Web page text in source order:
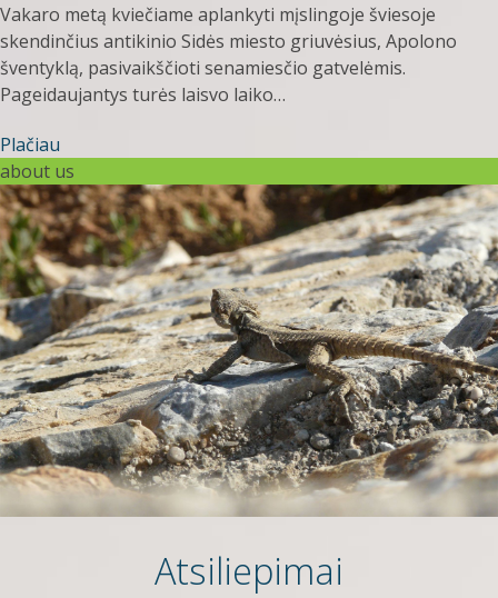
Vakaro metą kviečiame aplankyti mįslingoje šviesoje
skendinčius antikinio Sidės miesto griuvėsius, Apolono
šventyklą, pasivaikščioti senamiesčio gatvelėmis.
Pageidaujantys turės laisvo laiko…
Plačiau
about us
Atsiliepimai